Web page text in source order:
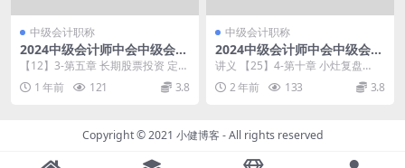
中级会计职称
2024中级会计师中会中级会计
实务 小灶课-慢班 张娜
【12】3-第五章 长期股票投资 定向
练习.mp4 【12】3-第五章 长期股
票...1 年前 121 3.8
中级会计职称
2024中级会计师中会中级会计
财务管理-小灶课-张亭娜
讲义 【25】4-第十章 小灶复盘
（二）小灶强化+小灶答疑.mp4
【24】3-...
2 年前 133 3.8
Copyright © 2021 小健博客 - All rights reserved